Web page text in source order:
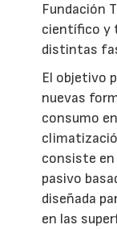
Fundación
científico y
distintas
El objetivo
nuevas
consumo
consiste
pasivo
diseñada
en las